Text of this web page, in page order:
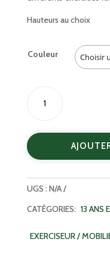
Hauteurs au choix
Couleur
pour
saut
ABZSTEPBOX-
01
UGS :N/A
CATÉGORIES: 13 ANS
EXERCISEUR /